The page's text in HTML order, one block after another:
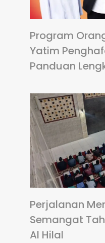
Program
Yatim
Panduan
Perjalanan
Semangat
Al Hilal